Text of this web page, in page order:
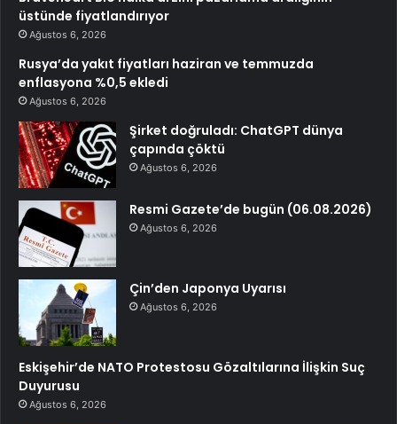
üstünde fiyatlandırıyor
Ağustos 6, 2026
Rusya’da yakıt fiyatları haziran ve temmuzda
enflasyona %0,5 ekledi
Ağustos 6, 2026
Şirket doğruladı: ChatGPT dünya
çapında çöktü
Ağustos 6, 2026
Resmi Gazete’de bugün (06.08.2026)
Ağustos 6, 2026
Çin’den Japonya Uyarısı
Ağustos 6, 2026
Eskişehir’de NATO Protestosu Gözaltılarına İlişkin Suç
Duyurusu
Ağustos 6, 2026